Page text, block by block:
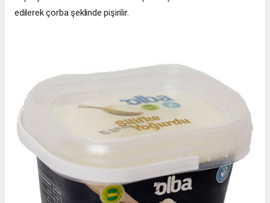
edilerek çorba şeklinde pişirilir.